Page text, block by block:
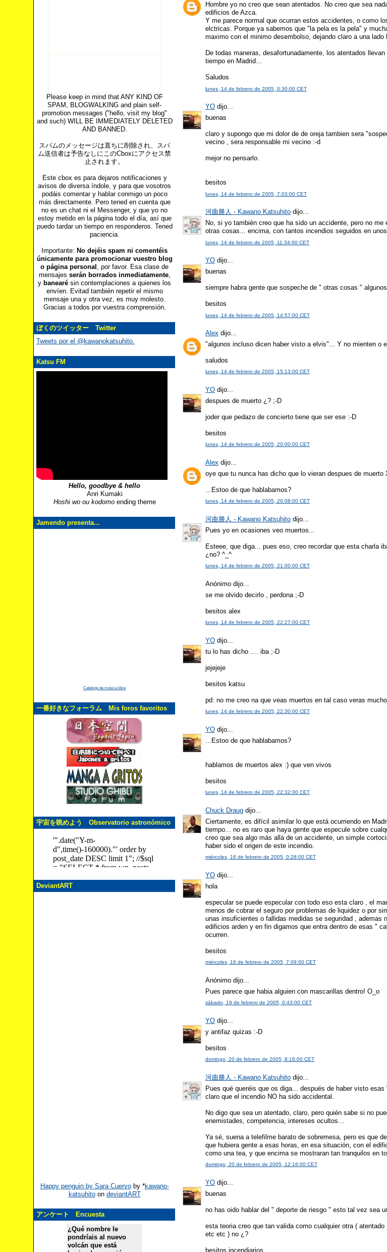
Please keep in mind that ANY KIND OF
SPAM, BLOGWALKING and plain self-
promotion messages ("hello, visit my blog"
and such) WILL BE IMMEDIATELY DELETED
AND BANNED.
スパムのメッセージは直ちに削除され、スパ
ム送信者は予告なしにこのCboxにアクセス禁
止されます。
Este cbox es para dejaros notificaciones y
avisos de diversa índole, y para que vosotros
podáis comentar y hablar conmigo un poco
más directamente. Pero tened en cuenta que
no es un chat ni el Messenger, y que yo no
estoy metido en la página todo el día, así que
puedo tardar un tiempo en responderos. Tened
paciencia.
Importante: No dejéis spam ni comentéis
únicamente para promocionar vuestro blog
o página personal
, por favor. Esa clase de
mensajes serán borrados inmediatamente,
y banearé sin contemplaciones a quienes los
envíen. Evitad también repetir el mismo
mensaje una y otra vez, es muy molesto.
Gracias a todos por vuestra comprensión.
ぼくのツイッター Twitter
Tweets por el @kawanokatsuhito.
Katsu FM
Hello, goodbye & hello
Anri Kumaki
Hoshi wo ou kodomoending theme
Jamendo presenta...
Catálogo de música libre
一番好きなフォーラム Mis foros favoritos
宇宙を眺めよう Observatorio astronómico
DeviantART
Happy penguin by Sara Cuervoby *kawano-
katsuhitoon deviantART
アンケート Encuesta
¿Qué nombre le
pondríais al nuevo
volcán que está
Hombre yo no creo que sean atentados. No creo que sea
edificios de Azca.
Y me parece normal que ocurran estos accidentes, o como
elctricas. Porque ya sabemos que "la pela es la pela" y
maximo con el minimo desembolso, dejando claro a una lado
De todas maneras, desafortunadamente, los atentados
tiempo en Madrid...
Saludos
lunes, 14 de febrero de 2005, 0:30:00 CET
YO dijo...
buenas
claro y supongo que mi dolor de de oreja tambien sera
vecino , sera responsable mi vecino :-d
mejor no pensarlo.
besitos
lunes, 14 de febrero de 2005, 7:03:00 CET
河曲勝人 - Kawano Katsuhito dijo...
No, si yo también creo que ha sido un accidente, pero no me
otras cosas... encima, con tantos incendios seguidos en
lunes, 14 de febrero de 2005, 11:34:00 CET
YO dijo...
buenas
siempre habra gente que sospeche de " otras cosas "
besitos
lunes, 14 de febrero de 2005, 14:57:00 CET
Alex dijo...
"algunos incluso dicen haber visto a elvis"... Y no mienten o
saludos
lunes, 14 de febrero de 2005, 15:13:00 CET
YO dijo...
despues de muerto ¿? ;-D
joder que pedazo de concierto tiene que ser ese :-D
besitos
lunes, 14 de febrero de 2005, 20:00:00 CET
Alex dijo...
oye que tu nunca has dicho que lo vieran despues de muerto
...Estoo de que hablabamos?
lunes, 14 de febrero de 2005, 20:08:00 CET
河曲勝人 - Kawano Katsuhito dijo...
Pues yo en ocasiones veo muertos...
Esteee, que diga... pues eso, creo recordar que esta charla
¿no? ^_^
lunes, 14 de febrero de 2005, 21:00:00 CET
Anónimo dijo...
se me olvido decirlo , perdona ;-D
besitos alex
lunes, 14 de febrero de 2005, 22:27:00 CET
YO dijo...
tu lo has dicho .... iba ;-D
jejejeje
besitos katsu
pd: no me creo na que veas muertos en tal caso veras
lunes, 14 de febrero de 2005, 22:30:00 CET
YO dijo...
...Estoo de que hablabamos?
hablamos de muertos alex :) que ven vivos
besitos
lunes, 14 de febrero de 2005, 22:32:00 CET
Chuck Draug dijo...
Ciertamente, es difícil asimilar lo que está ocurriendo en
tiempo... no es raro que haya gente que especule sobre
creo que sea algo más allá de un accidente, un simple
haber sido el origen de este incendio.
miércoles, 16 de febrero de 2005, 0:28:00 CET
YO dijo...
hola
especular se puede especular con todo eso esta claro , el
menos de cobrar el seguro por problemas de liquidez o por
unas insuficientes o fallidas medidas se seguridad , ademas
edificios arden y en fin digamos que entra dentro de esas "
ocurren.
besitos
miércoles, 16 de febrero de 2005, 7:09:00 CET
Anónimo dijo...
Pues parece que habia alguien con mascarillas dentro! O_o
sábado, 19 de febrero de 2005, 0:43:00 CET
YO dijo...
y antifaz quizas :-D
besitos
domingo, 20 de febrero de 2005, 8:16:00 CET
河曲勝人 - Kawano Katsuhito dijo...
Pues qué queréis que os diga... después de haber visto
claro que el incendio NO ha sido accidental.
No digo que sea un atentado, claro, pero quién sabe si no
enemistades, competencia, intereses ocultos...
Ya sé, suena a telefilme barato de sobremesa, pero es que
que hubiera gente a esas horas, en esa situación, con el
como una tea, y que encima se mostraran tan tranquilos en
domingo, 20 de febrero de 2005, 12:16:00 CET
YO dijo...
buenas
no has oido hablar del " deporte de riesgo " esto tal vez sea
esta teoria creo que tan valida como cualquier otra (
etc etc ) no ¿?
besitos incendiarios